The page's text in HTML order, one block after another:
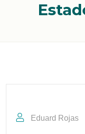
Eduard Rojas